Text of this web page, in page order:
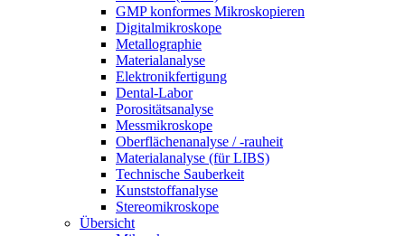
GMP konformes Mikroskopieren
Digitalmikroskope
Metallographie
Materialanalyse
Elektronikfertigung
Dental-Labor
Porositätsanalyse
Messmikroskope
Oberflächenanalyse / -rauheit
Materialanalyse (für LIBS)
Technische Sauberkeit
Kunststoffanalyse
Stereomikroskope
Übersicht